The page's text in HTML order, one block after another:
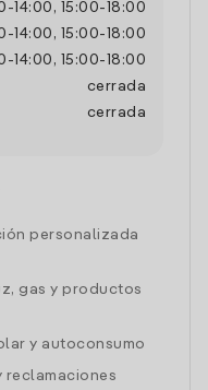
- 14:00 , 15:00- 18:00
- 14:00 , 15:00- 18:00
- 14:00 , 15:00- 18:00
cerrada
cerrada
personalizada
gas y productos
y autoconsumo
reclamaciones